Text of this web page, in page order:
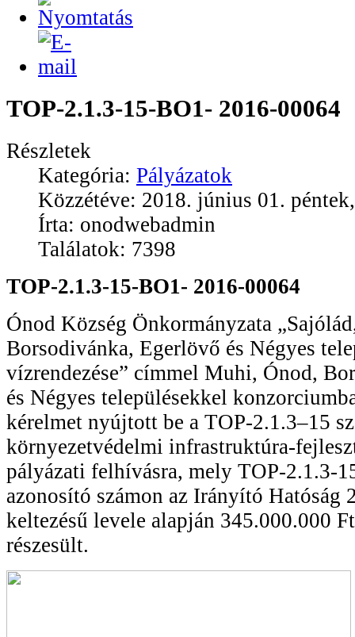
TOP-2.1.3-15-BO1- 2016-00064
Részletek
Kategória: Pályázatok
Közzétéve: 2018. június 01.
Írta: onodwebadmin
Találatok: 7398
TOP-2.1.3-15-BO1- 2016-00064
Ónod Község Önkormányzata
Borsodivánka, Egerlövő és Négyes
vízrendezése” címmel Muhi, Ónod,
és Négyes településekkel
kérelmet nyújtott be a TOP-2.1.3–15
környezetvédelmi infrastruktúra-
pályázati felhívásra, mely TOP-2.1.3-
azonosító számon az Irányító Hatóság
keltezésű levele alapján 345.000.000
részesült.